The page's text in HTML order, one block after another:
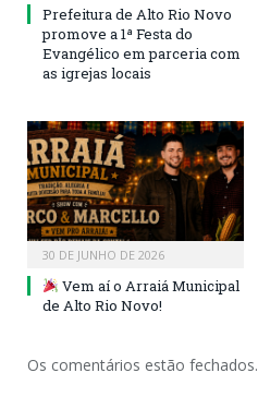
Prefeitura de Alto Rio Novo
promove a 1ª Festa do
Evangélico em parceria com
as igrejas locais
30 DE JUNHO DE 2026
Vem aí o Arraiá Municipal
de Alto Rio Novo!
Os comentários estão fechados.